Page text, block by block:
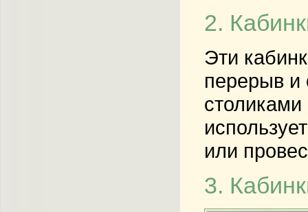
2.
Эти
перерыв и
или
3.